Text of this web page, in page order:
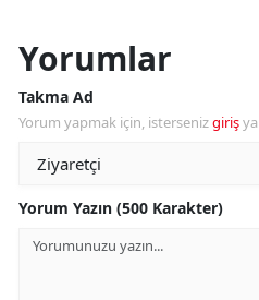
Yorumlar
Takma Ad
Yorum yapmak için, istersenizgiriş
Yorum Yazın (500 Karakter)